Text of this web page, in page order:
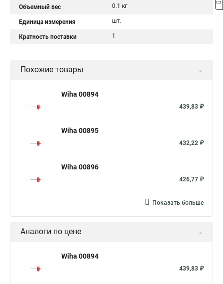
Объемный вес 0.1 кг
Единица измерения шт.
Кратность поставки 1
Похожие товары
Wiha 00894
439,83 ₽
Wiha 00895
432,22 ₽
Wiha 00896
426,77 ₽
Показать больше
Аналоги по цене
Wiha 00894
439,83 ₽